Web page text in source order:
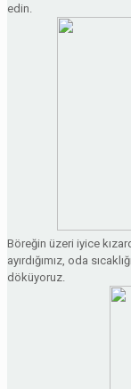
edin.
Böreğin üzeri iyice
ayırdığımız, oda
döküyoruz.